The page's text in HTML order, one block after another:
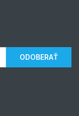
ODOBERAŤ